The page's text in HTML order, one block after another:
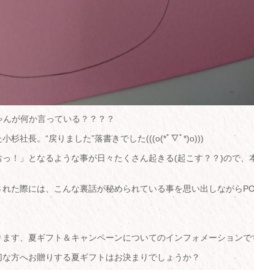
が何か言っている？？？？
杉社長。“戻りました”落書きでした(((o(*ﾟ▽ﾟ*)o)))
！」となるような事が日々たくさん起きる(起こす？？)ので、
た際には、こんな裏話が秘められている事を思い出しながら
す、夏ギフト＆キャンペーンについてのインフォメーションで
方へお贈りする夏ギフトはお決まりでしょうか？